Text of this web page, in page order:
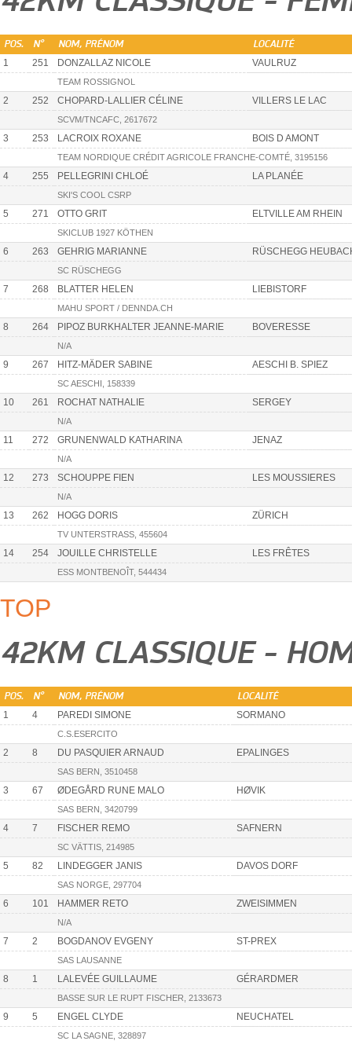
POS. N° NOM, PRÉNOM LOCALITÉ
1 251 DONZALLAZ NICOLE VAULRUZ
TEAM ROSSIGNOL
2 252 CHOPARD-LALLIER CÉLINE VILLERS LE LAC
SCVM/TNCAFC, 2617672
3 253 LACROIX ROXANE BOIS D AMONT
TEAM NORDIQUE CRÉDIT AGRICOLE FRANCHE-COMTÉ, 3195156
4 255 PELLEGRINI CHLOÉ LA PLANÉE
SKI'S COOL CSRP
5 271 OTTO GRIT ELTVILLE AM RHEIN
SKICLUB 1927 KÖTHEN
6 263 GEHRIG MARIANNE RÜSCHEGG
SC RÜSCHEGG
7 268 BLATTER HELEN LIEBISTORF
MAHU SPORT / DENNDA.CH
8 264 PIPOZ BURKHALTER JEANNE-MARIE BOVERESSE
N/A
9 267 HITZ-MÄDER SABINE AESCHI B. SPIEZ
SC AESCHI, 158339
10 261 ROCHAT NATHALIE SERGEY
N/A
11 272 GRUNENWALD KATHARINA JENAZ
N/A
12 273 SCHOUPPE FIEN LES MOUSSIERES
N/A
13 262 HOGG DORIS ZÜRICH
TV UNTERSTRASS, 455604
14 254 JOUILLE CHRISTELLE LES FRÊTES
ESS MONTBENOÎT, 544434
TOP
42KM CLASSIQUE -
POS. N° NOM, PRÉNOM LOCALITÉ
1 4 PAREDI SIMONE SORMANO
C.S.ESERCITO
2 8 DU PASQUIER ARNAUD EPALINGES
SAS BERN, 3510458
3 67 ØDEGÅRD RUNE MALO HØVIK
SAS BERN, 3420799
4 7 FISCHER REMO SAFNERN
SC VÄTTIS, 214985
5 82 LINDEGGER JANIS DAVOS DORF
SAS NORGE, 297704
6 101 HAMMER RETO ZWEISIMMEN
N/A
7 2 BOGDANOV EVGENY ST-PREX
SAS LAUSANNE
8 1 LALEVÉE GUILLAUME GÉRARDMER
BASSE SUR LE RUPT FISCHER, 2133673
9 5 ENGEL CLYDE NEUCHATEL
SC LA SAGNE, 328897